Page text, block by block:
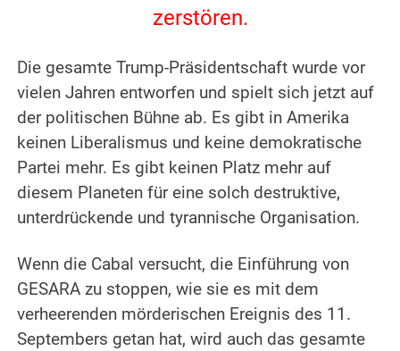
zerstören.
Die gesamte Trump-Präsidentschaft wurde vor
vielen Jahren entworfen und spielt sich jetzt auf
der politischen Bühne ab. Es gibt in Amerika
keinen Liberalismus und keine demokratische
Partei mehr. Es gibt keinen Platz mehr auf
diesem Planeten für eine solch destruktive,
unterdrückende und tyrannische Organisation.
Wenn die Cabal versucht, die Einführung von
GESARA zu stoppen, wie sie es mit dem
verheerenden mörderischen Ereignis des 11.
Septembers getan hat, wird auch das gesamte